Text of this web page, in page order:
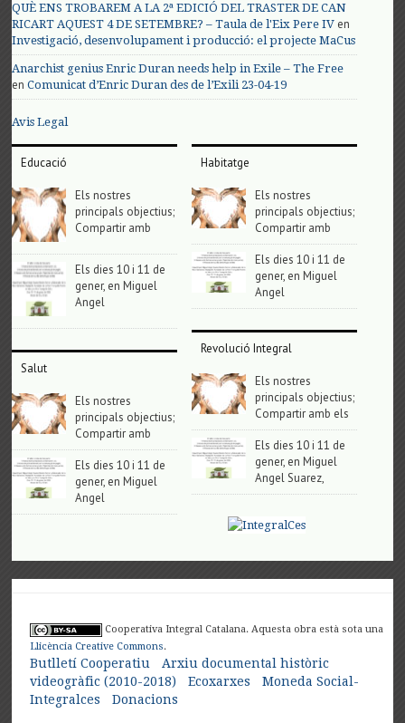
QUÈ ENS TROBAREM A LA 2ª EDICIÓ DEL TRASTER DE CAN
RICART AQUEST 4 DE SETEMBRE? – Taula de l'Eix Pere IV en
Investigació, desenvolupament i producció: el projecte MaCus
Anarchist genius Enric Duran needs help in Exile – The Free
enComunicat d’Enric Duran des de l’Exili 23-04-19
Avis Legal
Educació
Els nostres
principals objectius;
Compartir amb
Els dies 10 i 11 de
gener, en Miguel
Angel
Salut
Els nostres
principals objectius;
Compartir amb
Els dies 10 i 11 de
gener, en Miguel
Angel
Habitatge
Els nostres
principals objectius;
Compartir amb
Els dies 10 i 11 de
gener, en Miguel
Angel
Revolució Integral
Els nostres
principals objectius;
Compartir amb els
Els dies 10 i 11 de
gener, en Miguel
Angel Suarez,
Cooperativa Integral Catalana. Aquesta obra està sota una
Llicència Creative Commons.
Butlletí Cooperatiu
Arxiu documental històric
videogràfic (2010-2018)
Ecoxarxes
Moneda Social-
Integralces
Donacions